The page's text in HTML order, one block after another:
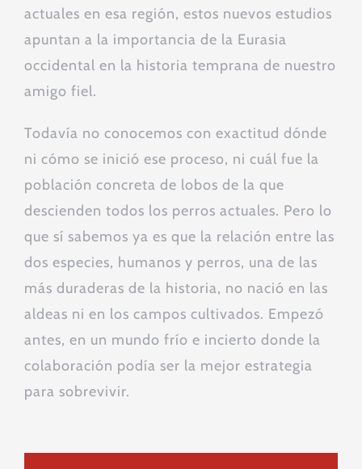
actuales en esa región, estos nuevos estudios
apuntan a la importancia de la Eurasia
occidental en la historia temprana de nuestro
amigo fiel.
Todavía no conocemos con exactitud dónde
ni cómo se inició ese proceso, ni cuál fue la
población concreta de lobos de la que
descienden todos los perros actuales. Pero lo
que sí sabemos ya es que la relación entre las
dos especies, humanos y perros, una de las
más duraderas de la historia, no nació en las
aldeas ni en los campos cultivados. Empezó
antes, en un mundo frío e incierto donde la
colaboración podía ser la mejor estrategia
para sobrevivir.